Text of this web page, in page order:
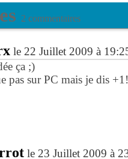
2 commentaires
le 22 Juillet 2009 à
ça ;)
pas sur PC mais je dis +1!
le 23 Juillet 2009 à